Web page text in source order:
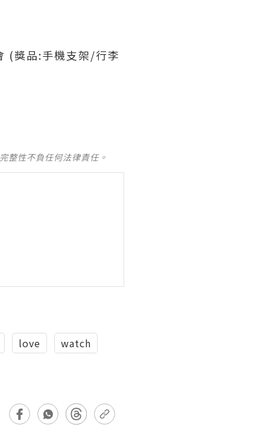
獎品:手機支架/行李
整性不負任何法律責任。
love watch